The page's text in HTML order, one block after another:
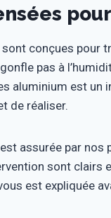
conçues pour
pas à
aluminium est un
de réaliser.
assurée par
sont clairs
est expliquée